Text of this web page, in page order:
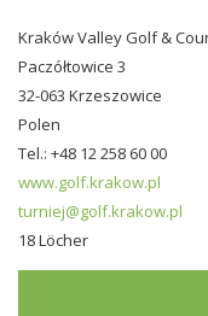
Kraków Valley Golf &
Paczółtowice 3
32-063 Krzeszowice
Polen
Tel.: +48 12 258 60 00
www.golf.krakow.pl
turniej@golf.krakow.pl
18 Löcher